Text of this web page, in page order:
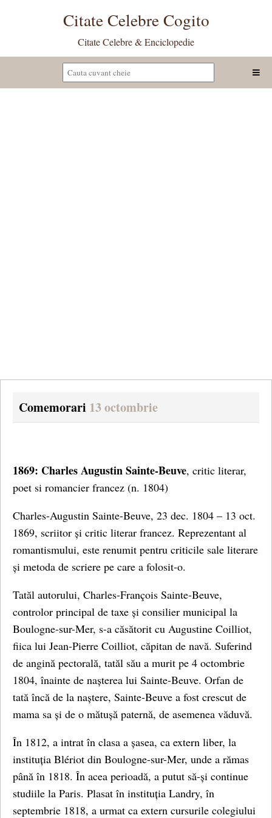
Citate Celebre Cogito
Citate Celebre & Enciclopedie
Comemorari 13 octombrie
1869: Charles Augustin Sainte-Beuve, critic literar,
poet si romancier francez (n. 1804)
Charles-Augustin Sainte-Beuve, 23 dec. 1804 – 13 oct.
1869, scriitor și critic literar francez. Reprezentant al
romantismului, este renumit pentru criticile sale literare
și metoda de scriere pe care a folosit-o.
Tatăl autorului, Charles-François Sainte-Beuve,
controlor principal de taxe și consilier municipal la
Boulogne-sur-Mer, s-a căsătorit cu Augustine Coilliot,
fiica lui Jean-Pierre Coilliot, căpitan de navă. Suferind
de angină pectorală, tatăl său a murit pe 4 octombrie
1804, înainte de nașterea lui Sainte-Beuve. Orfan de
tată încă de la naștere, Sainte-Beuve a fost crescut de
mama sa și de o mătușă paternă, de asemenea văduvă.
În 1812, a intrat în clasa a șasea, ca extern liber, la
instituția Blériot din Boulogne-sur-Mer, unde a rămas
până în 1818. În acea perioadă, a putut să-și continue
studiile la Paris. Plasat în instituția Landry, în
septembrie 1818, a urmat ca extern cursurile colegiului